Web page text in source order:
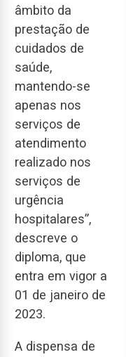
âmbito da
prestação de
cuidados de
saúde,
mantendo-se
apenas nos
serviços de
atendimento
realizado nos
serviços de
urgência
hospitalares”,
descreve o
diploma, que
entra em vigor a
01 de janeiro de
2023.
A dispensa de